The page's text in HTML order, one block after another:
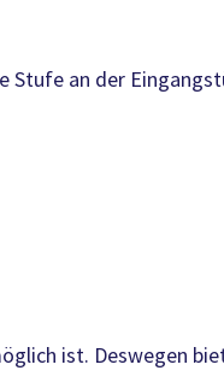
an der
ist. Deswegen